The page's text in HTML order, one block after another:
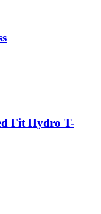
Fit Hydro T-